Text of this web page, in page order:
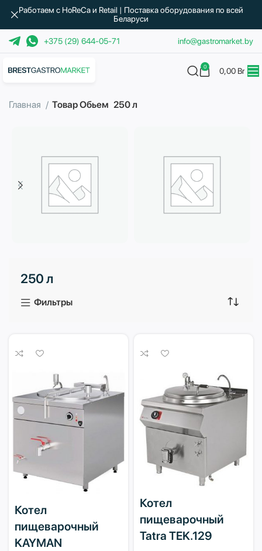
+375 (29) 644-05-71 info@gastromarket.by
0 0,00 Br
Главная Товар Обьем 250 л
3 продукта
250 л
Фильтры
Котел
пищеварочный
KAYMAN
Котел
пищеварочный
Tatra TEK.129
Работаем с HoReCa и Retail | Поставка оборудования по всей
Беларуси